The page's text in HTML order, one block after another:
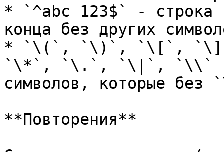
* `^abc 123$` - строка
конца без других
* `\(`, `\)`, `\[`,
`\*`, `\.`, `\|`, `\\` -
символов, которые без
**Повторения**